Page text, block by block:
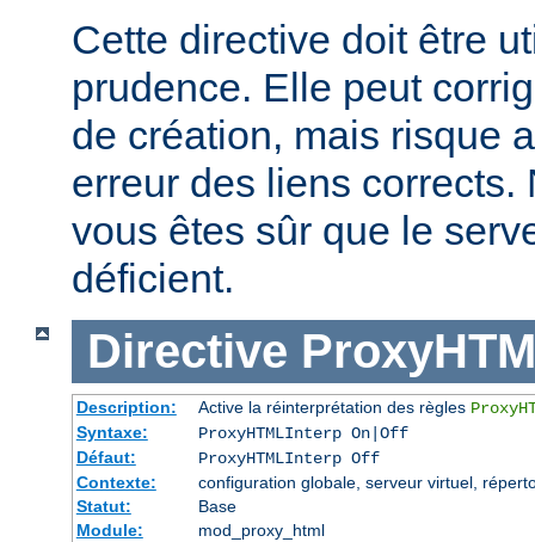
Cette directive doit être
prudence. Elle peut
de création, mais risque
erreur des liens corrects.
vous êtes sûr que le
déficient.
Directive
Description: Active la réinterprétation des règles
Syntaxe:
ProxyHTMLInterp On|Off
Défaut:
ProxyHTMLInterp Off
Contexte:
configuration globale, serveur virtuel,
Statut:
Base
Module:
mod_proxy_html